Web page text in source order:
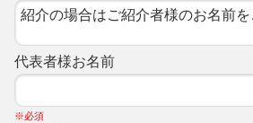
代表者様お名前
※必須